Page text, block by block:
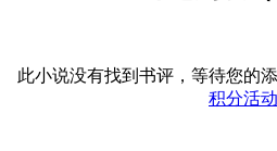
此小说没有找到书评，等待您的添
积分活动